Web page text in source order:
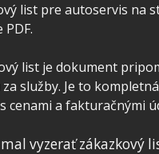
list pre autoservis na
list je dokument
služby. Je to
cenami a fakturačnými
vyzerať zákazkový